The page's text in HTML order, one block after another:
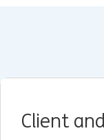
Client